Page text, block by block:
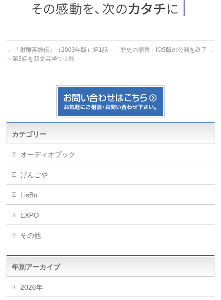
←
「射雕英雄伝」（2003年版）第1話
～第3話を新文芸坐で上映
「歴史の順番」iOS版の公開を終了 →
カテゴリー
オーディオブック
げんごや
LisBo
EXPO
その他
年別アーカイブ
2026年